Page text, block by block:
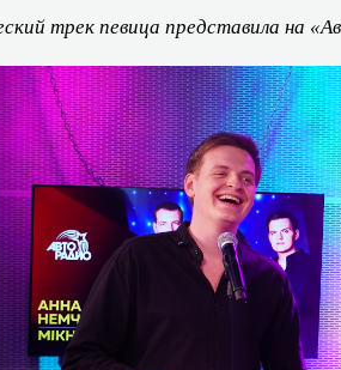
трек певица представила на